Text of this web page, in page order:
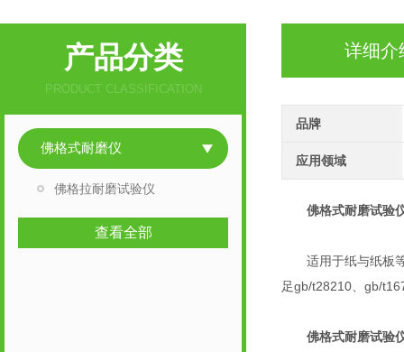
详细介
品牌
应用领域
佛格式耐磨试验
适用于纸与纸板等
足gb/t28210、gb/
佛格式耐磨试验
产品分类
PRODUCT CLASSIFICATION
佛格式耐磨仪
佛格拉耐磨试验仪
查看全部